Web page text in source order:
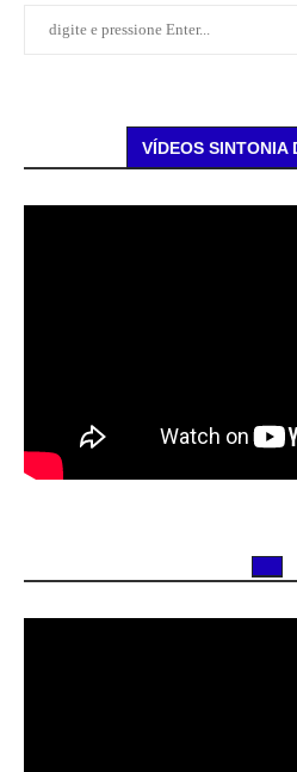
VÍDEOS SINTONIA